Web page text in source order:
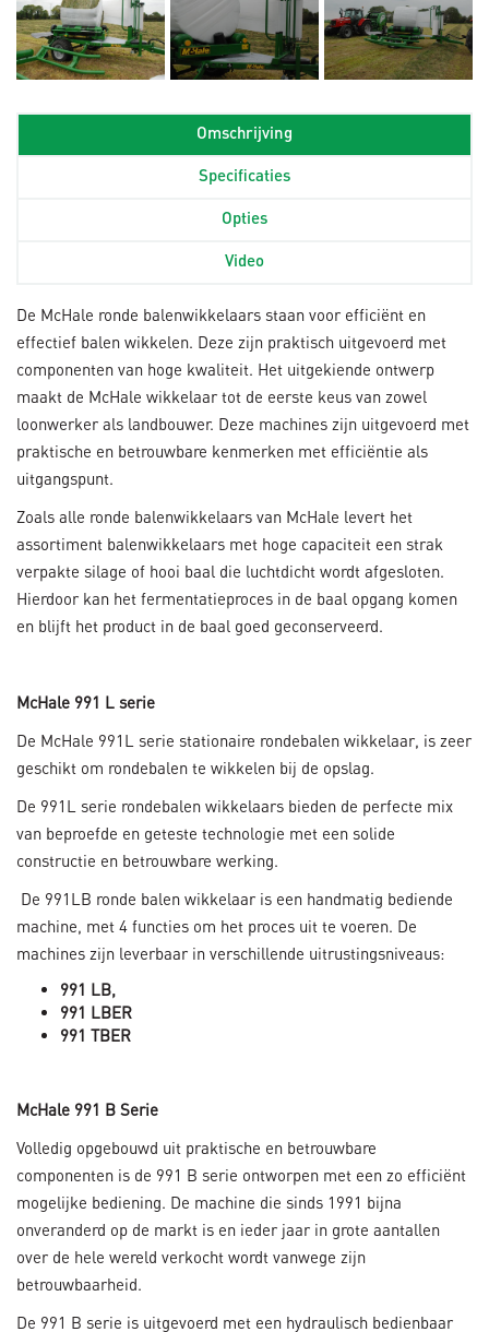
Omschrijving
Specificaties
Opties
Video
De McHale ronde balenwikkelaars staan voor efficiënt en
effectief balen wikkelen. Deze zijn praktisch uitgevoerd met
componenten van hoge kwaliteit. Het uitgekiende ontwerp
maakt de McHale wikkelaar tot de eerste keus van zowel
loonwerker als landbouwer. Deze machines zijn uitgevoerd met
praktische en betrouwbare kenmerken met efficiëntie als
uitgangspunt.
Zoals alle ronde balenwikkelaars van McHale levert het
assortiment balenwikkelaars met hoge capaciteit een strak
verpakte silage of hooi baal die luchtdicht wordt afgesloten.
Hierdoor kan het fermentatieproces in de baal opgang komen
en blijft het product in de baal goed geconserveerd.
McHale 991 L serie
De McHale 991L serie stationaire rondebalen wikkelaar, is zeer
geschikt om rondebalen te wikkelen bij de opslag.
De 991L serie rondebalen wikkelaars bieden de perfecte mix
van beproefde en geteste technologie met een solide
constructie en betrouwbare werking.
De 991LB ronde balen wikkelaar is een handmatig bediende
machine, met 4 functies om het proces uit te voeren. De
machines zijn leverbaar in verschillende uitrustingsniveaus:
991 LB,
991 LBER
991 TBER
McHale 991 B Serie
Volledig opgebouwd uit praktische en betrouwbare
componenten is de 991 B serie ontworpen met een zo efficiënt
mogelijke bediening. De machine die sinds 1991 bijna
onveranderd op de markt is en ieder jaar in grote aantallen
over de hele wereld verkocht wordt vanwege zijn
betrouwbaarheid.
De 991 B serie is uitgevoerd met een hydraulisch bedienbaar